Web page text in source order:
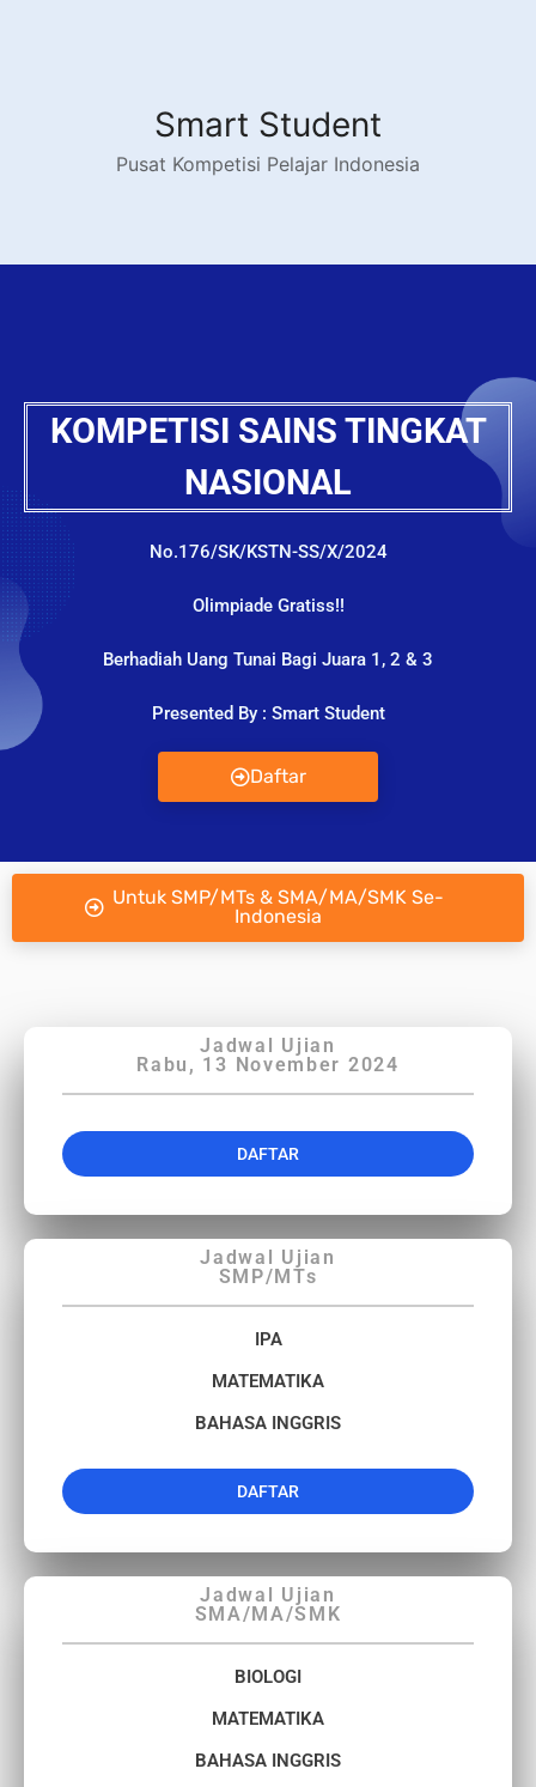
Smart Student
Pusat Kompetisi Pelajar Indonesia
KOMPETISI SAINS TINGKAT
NASIONAL
No.176/SK/KSTN-SS/X/2024
Olimpiade Gratiss!!
Berhadiah Uang Tunai Bagi Juara 1, 2 & 3
Presented By : Smart Student
Daftar
Untuk SMP/MTs & SMA/MA/SMK Se-
Indonesia
Jadwal Ujian
Rabu, 13 November 2024
DAFTAR
Jadwal Ujian
SMP/MTs
IPA
MATEMATIKA
BAHASA INGGRIS
DAFTAR
Jadwal Ujian
SMA/MA/SMK
BIOLOGI
MATEMATIKA​
BAHASA INGGRIS